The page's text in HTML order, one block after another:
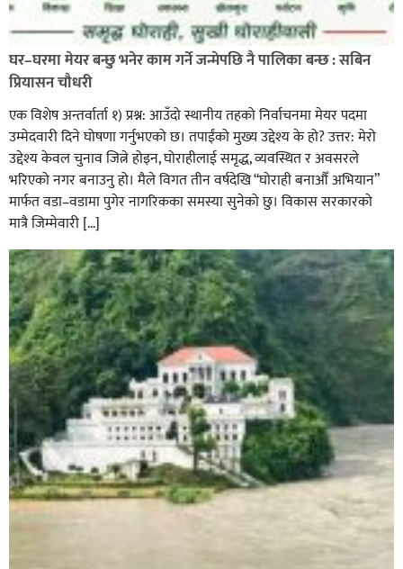
पत्रकारको प्रेसकार्ड बोकेर हिड्ने लागुऔषध कारोबारमा संलग्न
रहेको आरोपमा ३ जना पक्राउ,
भिक्षा मागेर कारमा घुम्ने बाबाहरूलाई दाङ प्रहरीले पक्राउ,भारत
फर्कने सर्तमा रिहा,
घर–घरमा मेयर बन्छु भनेर काम गर्ने जन्मेपछि नै पालिका बन्छ : सबिन
प्रियासन चौधरी
एक विशेष अन्तर्वार्ता १) प्रश्न: आउँदो स्थानीय तहको निर्वाचनमा मेयर पदमा
उम्मेदवारी दिने घोषणा गर्नुभएको छ। तपाईंको मुख्य उद्देश्य के हो? उत्तर: मेरो
उद्देश्य केवल चुनाव जित्ने होइन, घोराहीलाई समृद्ध, व्यवस्थित र अवसरले
भरिएको नगर बनाउनु हो। मैले विगत तीन वर्षदेखि “घोराही बनाऔँ अभियान”
मार्फत वडा–वडामा पुगेर नागरिकका समस्या सुनेको छु। विकास सरकारको
मात्रै जिम्मेवारी […]